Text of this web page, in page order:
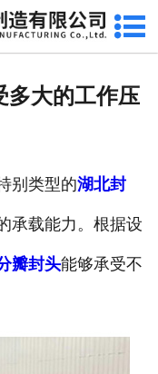
网站首页
生产现场
多大的工作压
别类型的湖北封
承载能力。根据设
瓣封头能够承受不